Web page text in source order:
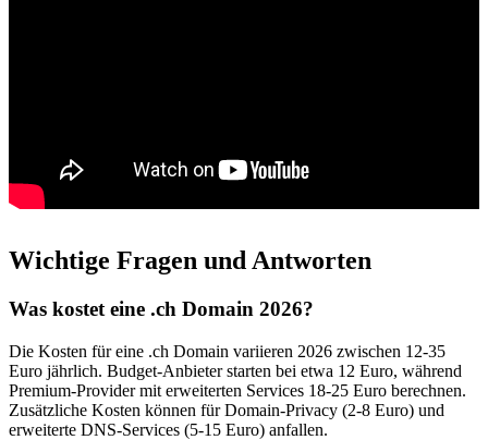
Wichtige Fragen und Antworten
Was kostet eine .ch Domain 2026?
Die Kosten für eine .ch Domain variieren 2026 zwischen 12-35
Euro jährlich. Budget-Anbieter starten bei etwa 12 Euro, während
Premium-Provider mit erweiterten Services 18-25 Euro berechnen.
Zusätzliche Kosten können für Domain-Privacy (2-8 Euro) und
erweiterte DNS-Services (5-15 Euro) anfallen.